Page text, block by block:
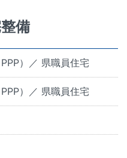
備
）／ 県職員住宅
）／ 県職員住宅